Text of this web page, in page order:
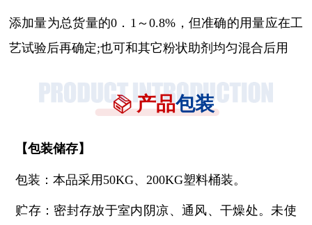
添加量为总货量的0．1～0.8%，但准确的用量应在工
艺试验后再确定;也可和其它粉状助剂均匀混合后用
产品包装
【包装储存】
包装：本品采用 50KG、200KG塑料桶装。
贮存：密封存放于室内阴凉、通风、干燥处。未使